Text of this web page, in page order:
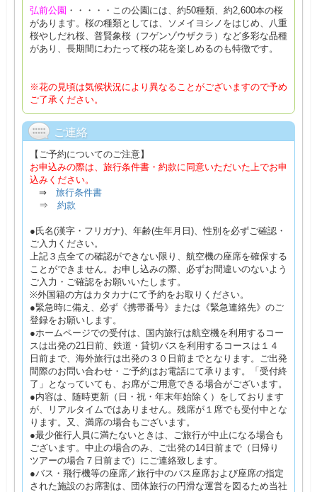
弘前公園 ・・・・・この公園には、約50種類、約2,600本の桜
があります。桜の種類としては、ソメイヨシノをはじめ、八重
桜やしだれ桜、普賢象桜（フゲンゾウザクラ）など多彩な品種
があり、長期間にわたって桜の花を楽しめるのも特徴です。
※花の見頃は気候状況により異なることがございますので予め
ご了承ください。
ご連絡
【ご予約についてのご注意】
お申込みの際は、旅行条件書・約款に同意いただいた上でお申
込みください。
⇒ 旅行条件書
⇒ 約款
●氏名(漢字・フリガナ)、年齢(生年月日)、性別を必ずご確認・
ご入力ください。
上記３点全ての確認ができない限り、航空機の座席を確保する
ことができません。お申し込みの際、必ずお間違いのないよう
ご入力・ご確認をお願いいたします。
※外国籍の方はカタカナにて予約をお取りください。
●緊急時に備え、必ず《携帯番号》または《緊急連絡先》のご
登録をお願いします。
●ホームページでの受付は、国内旅行は航空機を利用するコー
スは出発の21日前、鉄道・貸切バスを利用するコースは１４
日前まで、海外旅行は出発の３０日前までとなります。ご出発
間際のお問い合わせ・ご予約はお電話にて承ります。「受付終
了」となっていても、お席がご用意できる場合がございます。
●内容は、随時更新（日・祝・年末年始除く）をしております
が、リアルタイムではありません。残席が１席でも受付中とな
ります。又、満席の場合もございます。
●最少催行人員に満たないときは、ご旅行が中止になる場合も
ございます。中止の場合のみ、ご出発の14日前まで（日帰り
ツアーの場合７日前まで）にご連絡致します。
●バス・飛行機等の座席／旅行中のバス座席および座席の指定
された施設のお席割は、団体旅行の円滑な運営を図るため当社